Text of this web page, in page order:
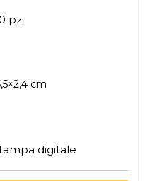
pz.
cm
digitale